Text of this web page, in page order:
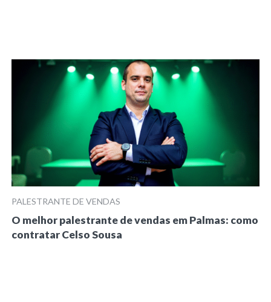
PALESTRANTE DE VENDAS
O melhor palestrante de vendas em Palmas: como
contratar Celso Sousa